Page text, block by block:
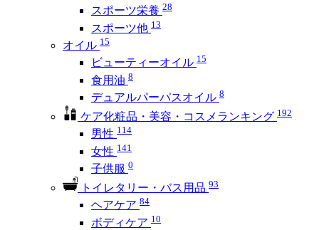
スポーツ栄養 28
スポーツ他 13
オイル 15
ビューティーオイル 15
食用油 8
デュアルパーパスオイル 8
ケア化粧品・美容・コスメランキング 192
男性 114
女性 141
子供服 0
トイレタリー・バス用品 93
ヘアケア 84
ボディケア 10